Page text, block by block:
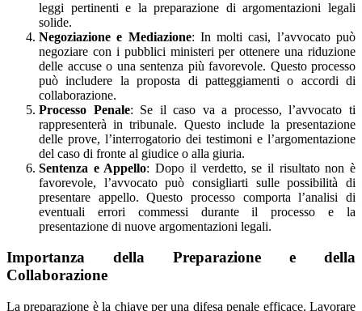
leggi pertinenti e la preparazione di argomentazioni legali
solide.
Negoziazione e Mediazione: In molti casi, l’avvocato può
negoziare con i pubblici ministeri per ottenere una riduzione
delle accuse o una sentenza più favorevole. Questo processo
può includere la proposta di patteggiamenti o accordi di
collaborazione.
Processo Penale: Se il caso va a processo, l’avvocato ti
rappresenterà in tribunale. Questo include la presentazione
delle prove, l’interrogatorio dei testimoni e l’argomentazione
del caso di fronte al giudice o alla giuria.
Sentenza e Appello: Dopo il verdetto, se il risultato non è
favorevole, l’avvocato può consigliarti sulle possibilità di
presentare appello. Questo processo comporta l’analisi di
eventuali errori commessi durante il processo e la
presentazione di nuove argomentazioni legali.
Importanza della Preparazione e della
Collaborazione
La preparazione è la chiave per una difesa penale efficace. Lavorare